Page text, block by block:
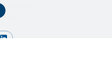
29/37